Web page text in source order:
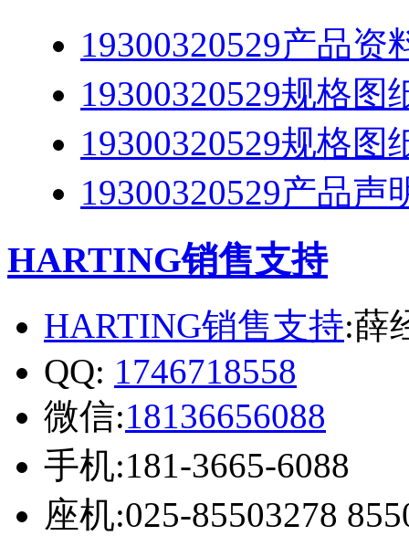
19300320529产品资
19300320529规格图
19300320529规格图
19300320529产品声
HARTING销售支持
HARTING销售支持:薛
QQ: 1746718558
微信:18136656088
手机:181-3665-6088
座机:025-85503278